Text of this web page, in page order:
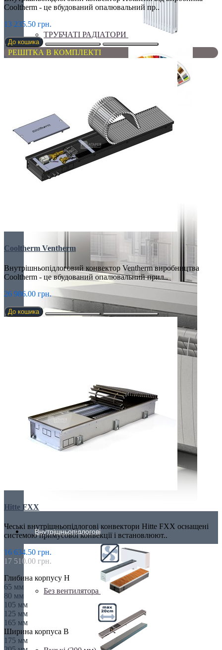
ТРУБЧАТІ РАДІАТОРИ
Фарбування обладнання
Чавунні радіатори
Внутрішньопідлогові
Без вентилятора
Cooltherm - це вбудований опалювальний пр..
13 235.50 грн.
До кошика
РЕШІТКА В КОМПЛЕКТІ
Cooltherm Ventherm
Внутрішньопідлоговий конвектор Ventherm виробництва
Cooltherm - це вбудований опалювальний прил..
26 986.00 грн.
До кошика
Hitte FXX
Чеські внутрішньопідлогові конвектори Hitte FXX оснащені
системою примусової конвекції і встановлюют..
16 634.50 грн.
17 510.00 грн.
Глибина корпусу H
65 мм
80 мм
105 мм
125 мм
165 мм
Ширина корпуса B
175 мм